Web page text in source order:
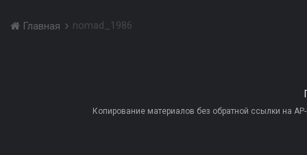
Главная nomad_1986
Копирование материалов без обратной ссылки на